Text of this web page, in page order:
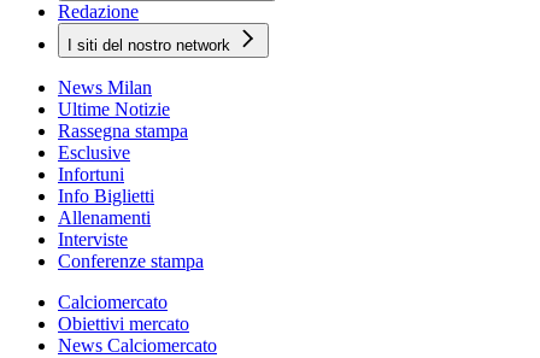
Redazione
I siti del nostro network
News Milan
Ultime Notizie
Rassegna stampa
Esclusive
Infortuni
Info Biglietti
Allenamenti
Interviste
Conferenze stampa
Calciomercato
Obiettivi mercato
News Calciomercato